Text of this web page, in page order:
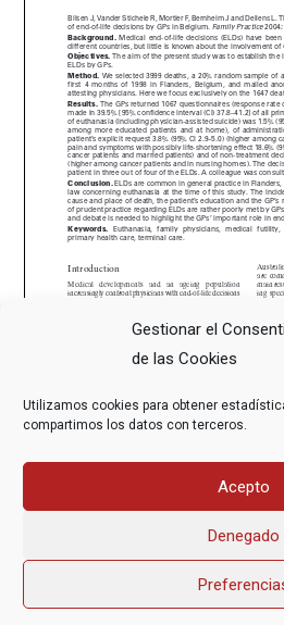
Gestionar el
de las Cookies
Utilizamos cookies para obtener
compartimos los datos con terceros.
Acepto
Denegado